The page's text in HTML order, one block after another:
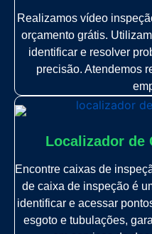
Realizamos vídeo
orçamento grátis.
identificar e resolver
precisão. Atendemos
Localizador de
Encontre caixas de
de caixa de inspeção é
identificar e acessar
esgoto e tubulações,